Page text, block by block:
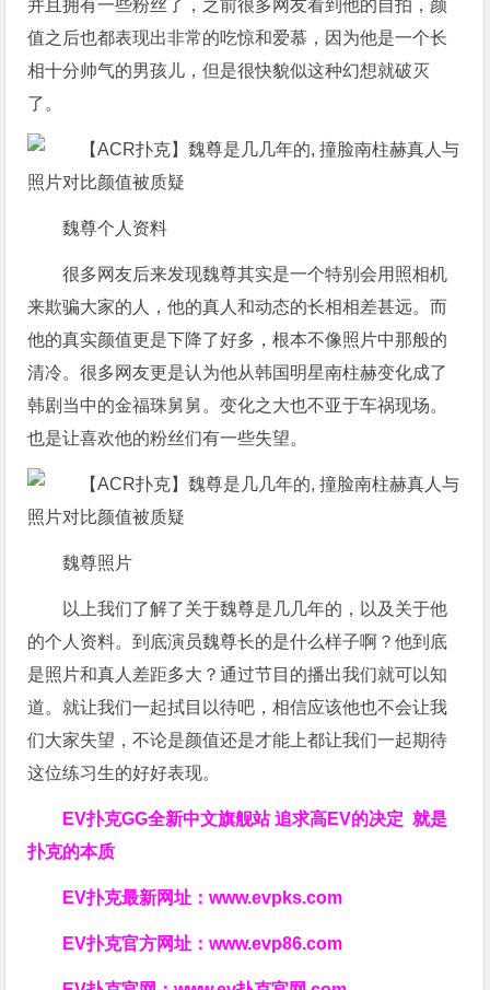
并且拥有一些粉丝了，之前很多网友看到他的自拍，颜
值之后也都表现出非常的吃惊和爱慕，因为他是一个长
相十分帅气的男孩儿，但是很快貌似这种幻想就破灭
了。
魏尊个人资料
很多网友后来发现魏尊其实是一个特别会用照相机
来欺骗大家的人，他的真人和动态的长相相差甚远。而
他的真实颜值更是下降了好多，根本不像照片中那般的
清冷。很多网友更是认为他从韩国明星南柱赫变化成了
韩剧当中的金福珠舅舅。变化之大也不亚于车祸现场。
也是让喜欢他的粉丝们有一些失望。
魏尊照片
以上我们了解了关于魏尊是几几年的，以及关于他
的个人资料。到底演员魏尊长的是什么样子啊？他到底
是照片和真人差距多大？通过节目的播出我们就可以知
道。就让我们一起拭目以待吧，相信应该他也不会让我
们大家失望，不论是颜值还是才能上都让我们一起期待
这位练习生的好好表现。
EV扑克GG全新中文旗舰站追求高EV的决定就是
扑克的本质
EV扑克最新网址：www.evpks.com
EV扑克官方网址：www.evp86.com